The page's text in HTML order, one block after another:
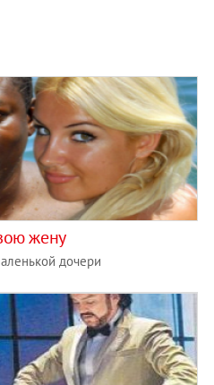
жену
дочери